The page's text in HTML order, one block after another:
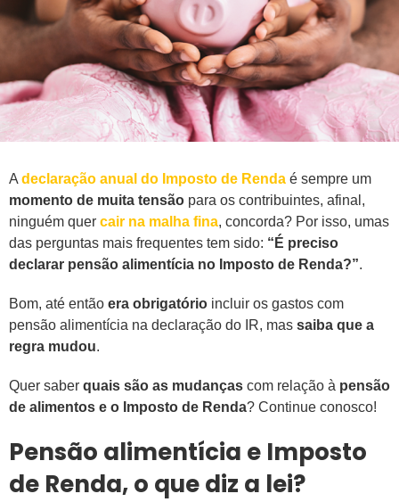
A declaração anual do Imposto de Renda é sempre um
momento de muita tensão para os contribuintes, afinal,
ninguém quer cair na malha fina, concorda? Por isso, umas
das perguntas mais frequentes tem sido: “É preciso
declarar pensão alimentícia no Imposto de Renda?”.
Bom, até então era obrigatório incluir os gastos com
pensão alimentícia na declaração do IR, mas saiba que a
regra mudou.
Quer saber quais são as mudanças com relação à pensão
de alimentos e o Imposto de Renda? Continue conosco!
Pensão alimentícia e Imposto
de Renda, o que diz a lei?